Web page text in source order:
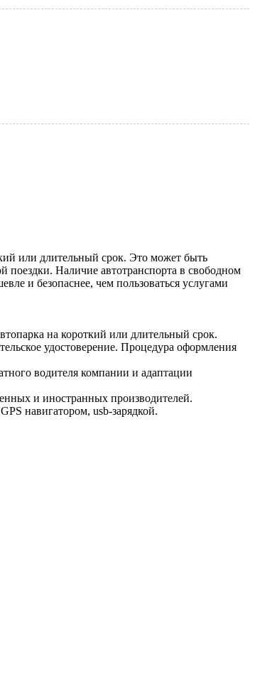
или длительный срок. Это может быть
поездки. Наличие автотранспорта в свободном
и безопаснее, чем пользоваться услугами
на короткий или длительный срок.
удостоверение. Процедура оформления
водителя компании и адаптации
и иностранных производителей.
навигатором, usb-зарядкой.